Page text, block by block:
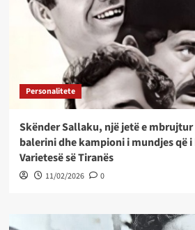
Personalitete
Skënder Sallaku, një jetë e
balerini dhe kampioni i mundjes që
Varietesë së Tiranës
11/02/2026 0